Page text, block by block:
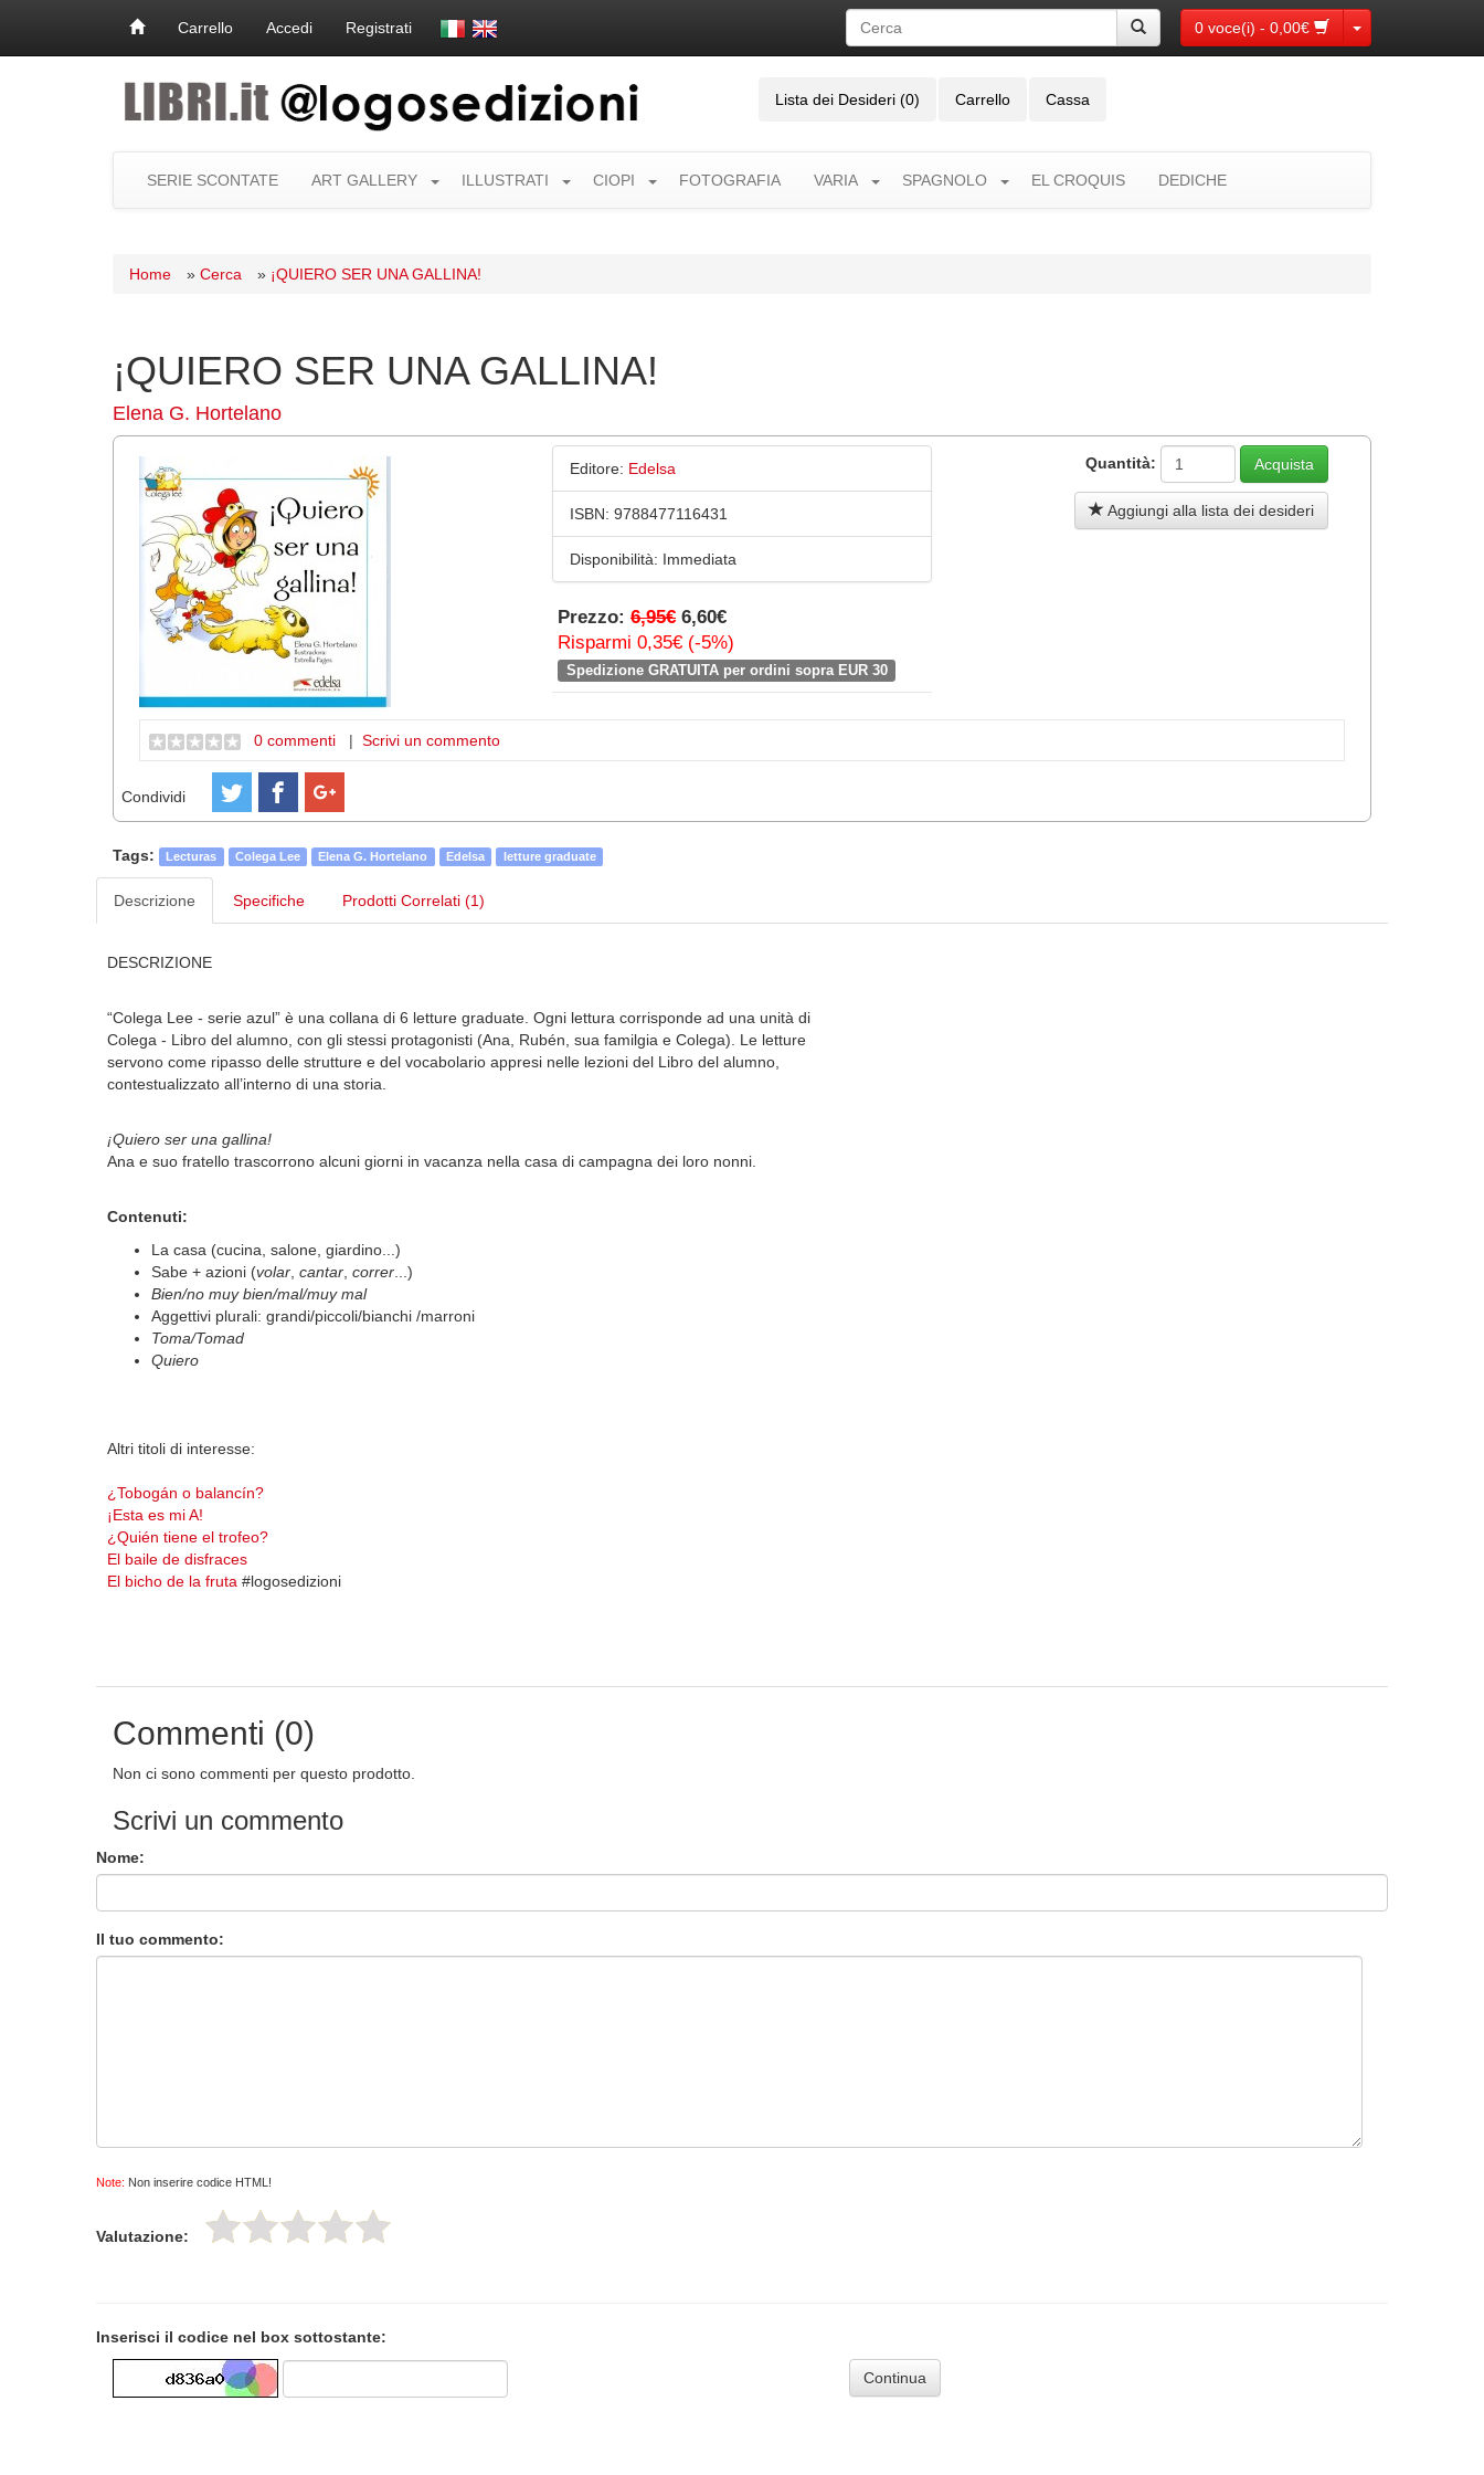
0 voce(i) - 0,00€ Toggle Dropdown
Carrello Accedi Registrati
Lista dei Desideri (0) Carrello Cassa
SERIE SCONTATE ART GALLERY ILLUSTRATI CIOPI FOTOGRAFIA VARIA SPAGNOLO EL CROQUIS DEDICHE
Home » Cerca » ¡QUIERO SER UNA GALLINA!
¡QUIERO SER UNA GALLINA!
Elena G. Hortelano
Editore: Edelsa
ISBN: 9788477116431
Disponibilità: Immediata
Prezzo: 6,95€ 6,60€
Risparmi 0,35€ (-5%)
Spedizione GRATUITA per ordini sopra EUR 30
Quantità:
Aggiungi alla lista dei desideri
0 commenti | Scrivi un commento
Condividi
Tags: Lecturas Colega Lee Elena G. Hortelano Edelsa letture graduate
Descrizione Specifiche Prodotti Correlati (1)
DESCRIZIONE
“Colega Lee - serie azul” è una collana di 6 letture graduate. Ogni lettura corrisponde ad una unità di
Colega - Libro del alumno, con gli stessi protagonisti (Ana, Rubén, sua familgia e Colega). Le letture
servono come ripasso delle strutture e del vocabolario appresi nelle lezioni del Libro del alumno,
contestualizzato all’interno di una storia.
¡Quiero ser una gallina!
Ana e suo fratello trascorrono alcuni giorni in vacanza nella casa di campagna dei loro nonni.
Contenuti:
La casa (cucina, salone, giardino...)
Sabe + azioni (volar, cantar, correr...)
Bien/no muy bien/mal/muy mal
Aggettivi plurali: grandi/piccoli/bianchi /marroni
Toma/Tomad
Quiero
Altri titoli di interesse:
¿Tobogán o balancín?
¡Esta es mi A!
¿Quién tiene el trofeo?
El baile de disfraces
El bicho de la fruta #logosedizioni
Commenti (0)
Non ci sono commenti per questo prodotto.
Scrivi un commento
Nome:
Il tuo commento:
Note: Non inserire codice HTML!
Valutazione:
Inserisci il codice nel box sottostante:
Continua